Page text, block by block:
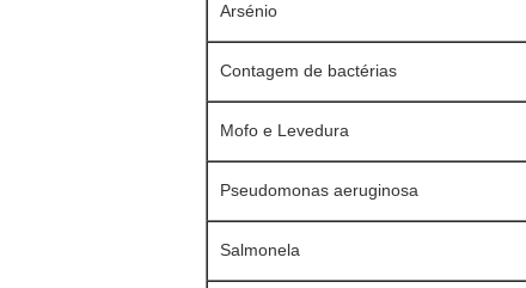
Arsénio
Contagem de bactérias
Mofo e Levedura
Pseudomonas aeruginosa
Salmonela